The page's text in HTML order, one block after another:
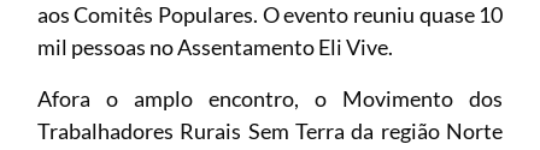
aos Comitês Populares. O evento reuniu quase 10
mil pessoas no Assentamento Eli Vive.
Afora o amplo encontro, o Movimento dos
Trabalhadores Rurais Sem Terra da região Norte